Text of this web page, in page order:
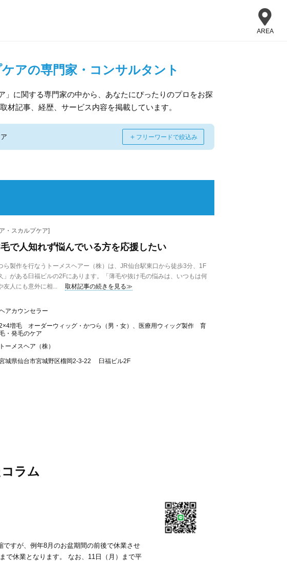
AREA
アの専門家・コンサルタント
」に関する専門家の中から、あなたにぴったりのプロをお探
材記事、経歴、サービス内容を掲載しています。
＋ フリーワードで絞込み
・スカルプケア]
で人知れず悩んでいる方を応援したい
ら製作を行なうトーメスヘアー（株）は、JR仙台駅東口から徒歩3分、1F
」がある臼福ビルの2Fにあります。「薄毛や抜け毛の悩みは、いつもは何
友人にも意外に相...
取材記事の続きを見る≫
アカウンセラー
増毛 オーダーウィッグ・かつら（男・女）、医療用ウィッグ製作 育
・発毛のケア
トーメスヘア（株）
城県仙台市宮城野区榴岡2-3-22 臼福ビル2F
ラム
すが、例年8月のお盆期間の前後で休業させ
で休業となります。 なお、11日（月）まで平